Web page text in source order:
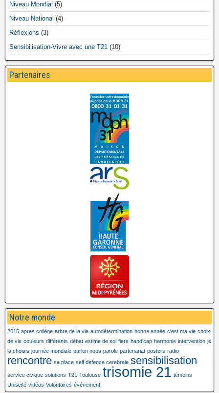
Niveau Mondial (5)
Niveau National (4)
Réflexions (3)
Sensibilisation-Vivre avec une T21 (10)
Partenaires
Notre monde
2015 apres collège arbre de la vie autodétermination bonne année c'est ma vie choix
de vie couleurs différents débat estime de soi fiers handicap harmonie intervention je
la choisis journée mondiale parlon nous parole partenariat posters radio
rencontre sa place self défence cerebrale sensibilisation
service civique solutions T21 Toulouse trisomie 21 témoins
Uniscité vidéos Volontaires événement